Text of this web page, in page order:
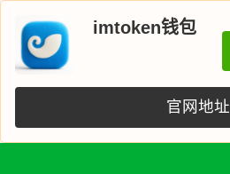
imtoken钱包
官网地址